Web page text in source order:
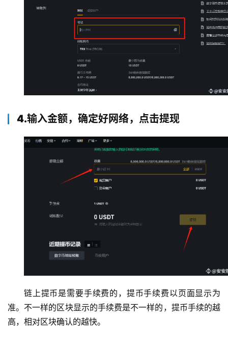
4.输入金额，确定好网络，点击提现
链上提币是需要手续费的，提币手续费以页面显示为
准。不一样的区块显示的手续费是不一样的，提币手续的越
高，相对区块确认的越快。